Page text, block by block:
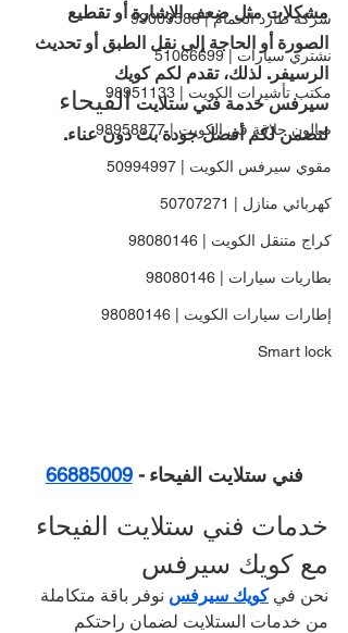
شركة طارد الحمام | 99009588
نشتري سيارات | 51066699
مكتب تأشيرات الكويت | 98951133
صالون حلاقة في الكويت | 98958877
مقوي سيرفس الكويت | 50994997
كهربائي منازل | 50707271
كراج متنقل الكويت | 98080146
بطاريات سيارات | 98080146
إطارات سيارات الكويت | 98080146
Smart lock
مشكلات مثل ضعف الإشارة أو تقطيع
الصورة أو الحاجة إلى نقل الطبق أو تحديث
الرسيفر. لذلك، تقدم لكم كويك
سيرفس خدمة فني ستلايت الفيحاء
لتضمن لكم أفضل جودة بث دون عناء.
فني ستلايت الفيحاء -
66885009
خدمات فني ستلايت الفيحاء
مع كويك سيرفس
نحن في كويك سيرفس نوفر باقة متكاملة
من خدمات الستلايت لضمان راحتكم